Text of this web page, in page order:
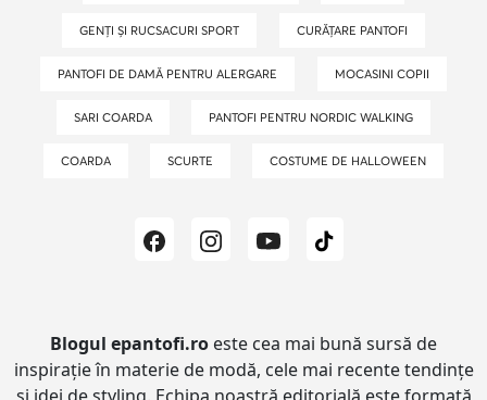
GENȚI ȘI RUCSACURI SPORT CURĂȚARE PANTOFI
PANTOFI DE DAMĂ PENTRU ALERGARE MOCASINI COPII
SARI COARDA PANTOFI PENTRU NORDIC WALKING
COARDA SCURTE COSTUME DE HALLOWEEN
Blogul epantofi.ro este cea mai bună sursă de
inspirație în materie de modă, cele mai recente tendințe